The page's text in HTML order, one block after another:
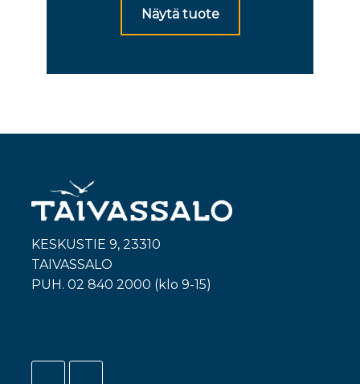
Näytä tuote
KESKUSTIE 9, 23310
TAIVASSALO
PUH. 02 840 2000 (klo 9-15)